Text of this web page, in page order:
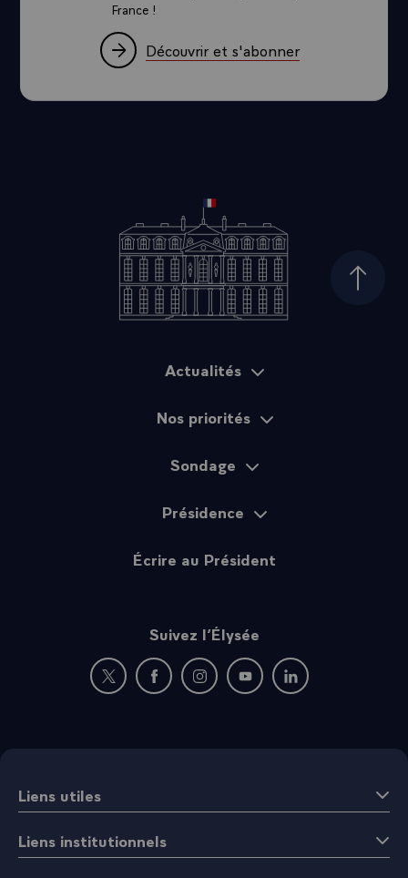
France !
Découvrir et s'abonner
Haut
Actualités
Nos priorités
Sondage
Présidence
Écrire au Président
Suivez l’Élysée
Nouvelle fenêtre : rejoignez-nous sur Twitter
Nouvelle fenêtre : rejoignez-nous sur
Nouvelle fenêtre : rejoignez-nous
Nouvelle fenêtre :
Nouvelle fenêtre :
Liens utiles
Liens institutionnels